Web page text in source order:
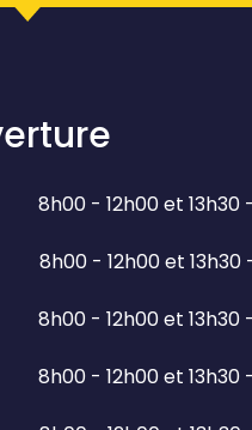
8h00 - 12h00 et 13h30
8h00 - 12h00 et 13h30
8h00 - 12h00 et 13h30
8h00 - 12h00 et 13h30